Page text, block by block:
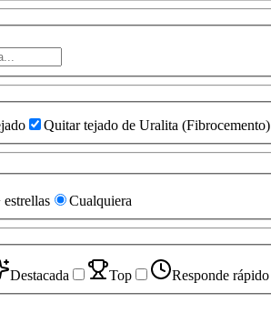
Quitar tejado de Uralita (Fibrocemento)
estrellas Cualquiera
Destacada Top Responde rápido